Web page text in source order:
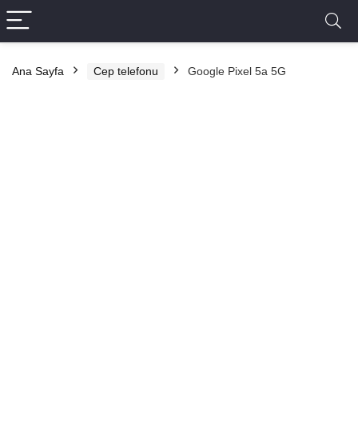
Ana Sayfa Cep telefonu Google Pixel 5a 5G